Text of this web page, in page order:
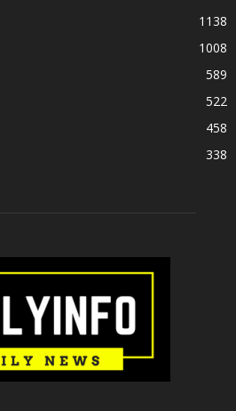
1138
1008
589
522
458
338